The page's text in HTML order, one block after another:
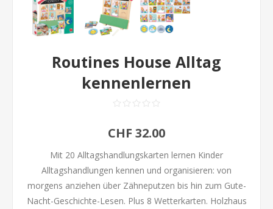
Routines House Alltag
kennenlernen
CHF 32.00
Mit 20 Alltagshandlungskarten lernen Kinder
Alltagshandlungen kennen und organisieren: von
morgens anziehen über Zähneputzen bis hin zum Gute-
Nacht-Geschichte-Lesen. Plus 8 Wetterkarten. Holzhaus